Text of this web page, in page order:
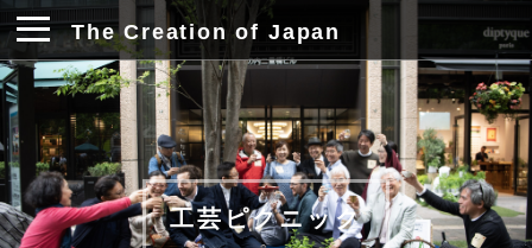
The Creation of Japan
工芸ピクニック